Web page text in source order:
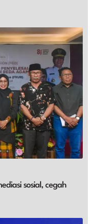
sosial, cegah